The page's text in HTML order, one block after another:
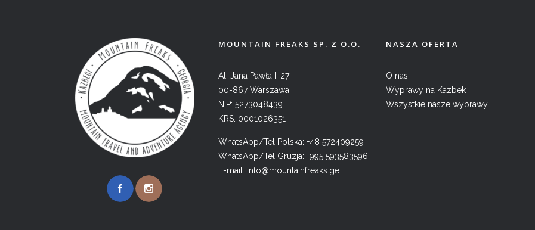
MOUNTAIN FREAKS SP. Z O.O.
Al. Jana Pawła II 27
00-867 Warszawa
NIP: 5273048439
KRS: 0001026351
WhatsApp/Tel Polska: +48 572409259
WhatsApp/Tel Gruzja: +995 593583596
E-mail: info@mountainfreaks.ge
NASZA OFERTA
O nas
Wyprawy na Kazbek
Wszystkie nasze wyprawy